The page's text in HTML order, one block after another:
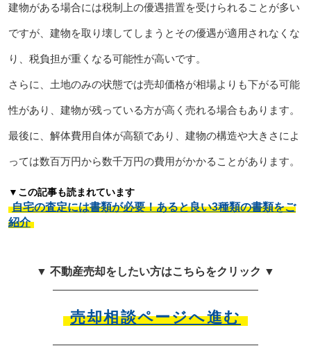
建物がある場合には税制上の優遇措置を受けられることが多い
ですが、建物を取り壊してしまうとその優遇が適用されなくな
り、税負担が重くなる可能性が高いです。
さらに、土地のみの状態では売却価格が相場よりも下がる可能
性があり、建物が残っている方が高く売れる場合もあります。
最後に、解体費用自体が高額であり、建物の構造や大きさによ
っては数百万円から数千万円の費用がかかることがあります。
▼この記事も読まれています
自宅の査定には書類が必要！あると良い3種類の書類をご
紹介
▼ 不動産売却をしたい方はこちらをクリック ▼
売却相談ページへ進む